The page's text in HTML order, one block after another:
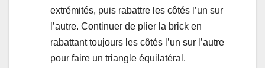
extrémités, puis rabattre les côtés l’un sur
l’autre. Continuer de plier la brick en
rabattant toujours les côtés l’un sur l’autre
pour faire un triangle équilatéral.